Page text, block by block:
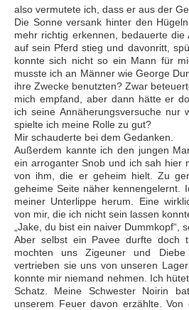
also vermutete ich, dass er aus der
Die Sonne versank hinter den
mehr richtig erkennen, bedauerte die
auf sein Pferd stieg und davonritt,
konnte sich nicht so ein Mann für
musste ich an Männer wie George
ihre Zwecke benutzten? Zwar
mich empfand, aber dann hätte er
ich seine Annäherungsversuche nur
spielte ich meine Rolle zu gut?
Mir schauderte bei dem Gedanken.
Außerdem kannte ich den jungen
ein arroganter Snob und ich sah hier
von ihm, die er geheim hielt. Zu
geheime Seite näher kennengelernt.
meiner Unterlippe herum. Eine
von mir, die ich nicht sein lassen
„Jake, du bist ein naiver Dummkopf“,
Aber selbst ein Pavee durfte doch
mochten uns Zigeuner und
vertrieben sie uns von unseren
konnte mir niemand nehmen. Ich
Schatz. Meine Schwester Noirin
unserem Feuer davon erzählte. Von